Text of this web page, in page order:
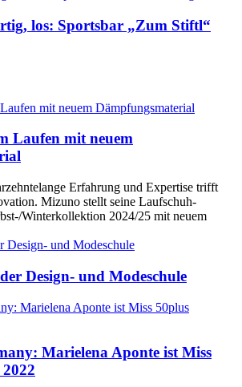
los: Sportsbar „Zum Stiftl“
Laufen mit neuem
Erfahrung und Expertise trifft
Mizuno stellt seine Laufschuh-
Winterkollektion 2024/25 mit neuem
Design- und Modeschule
Marielena Aponte ist Miss